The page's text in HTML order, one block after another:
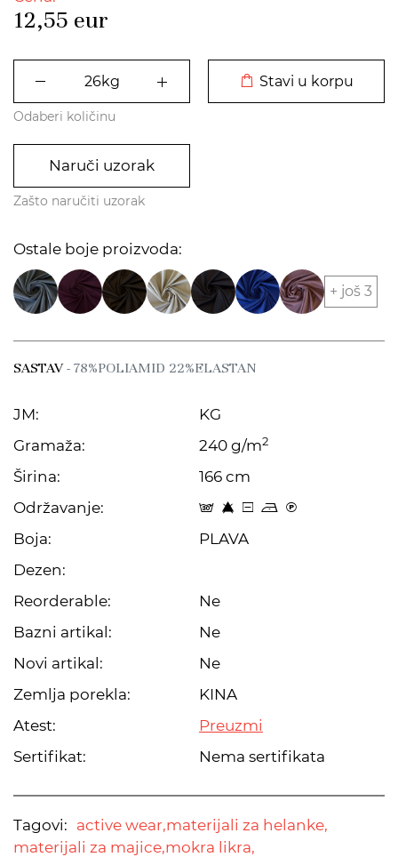
12,55 eur
Stavi u korpu
Odaberi količinu
Naruči uzorak
Zašto naručiti uzorak
Ostale boje proizvoda:
+ još 3
SASTAV- 78%POLIAMID 22%ELASTAN
JM:
KG
Gramaža:
240 g/m2
Širina:
166 cm
Održavanje:
s 8 a o C
Boja:
PLAVA
Dezen:
Reorderable:
Ne
Bazni artikal:
Ne
Novi artikal:
Ne
Zemlja porekla:
KINA
Atest:
Preuzmi
Sertifikat:
Nema sertifikata
Tagovi: active wear,materijali za helanke,
materijali za majice,mokra likra,